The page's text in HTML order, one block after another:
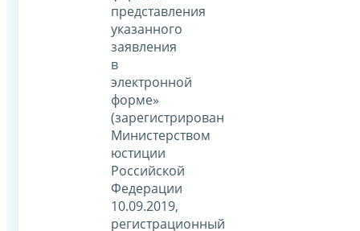
представления
указанного
заявления
в
электронной
форме»
(зарегистрирован
Министерством
юстиции
Российской
Федерации
10.09.2019,
регистрационный